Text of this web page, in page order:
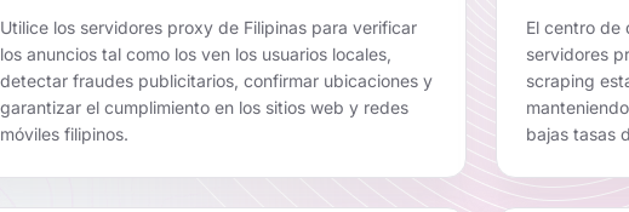
Utilice los servidores proxy de Filipinas para verificar
los anuncios tal como los ven los usuarios locales,
detectar fraudes publicitarios, confirmar ubicaciones y
garantizar el cumplimiento en los sitios web y redes
móviles filipinos.
El centro de
servidores
scraping
bajas tasas